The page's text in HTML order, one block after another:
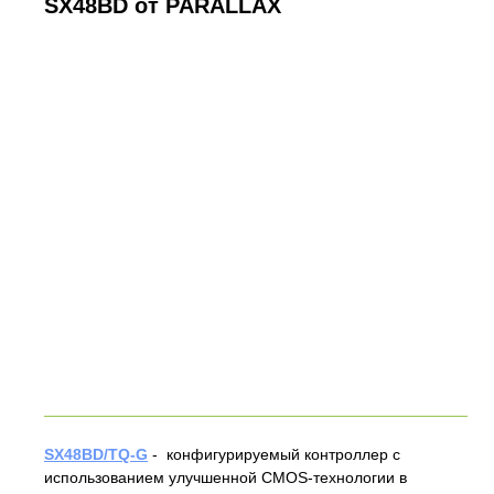
SX48BD от PARALLAX
SX48BD/TQ-G - конфигурируемый контроллер с
использованием улучшенной CMOS-технологии в